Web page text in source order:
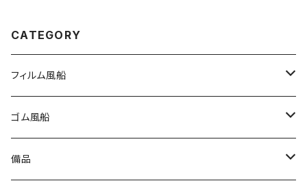
CATEGORY
フィルム風船
大きな風船
組立3Dバルーン
ゴム風船
プリント有り
備品